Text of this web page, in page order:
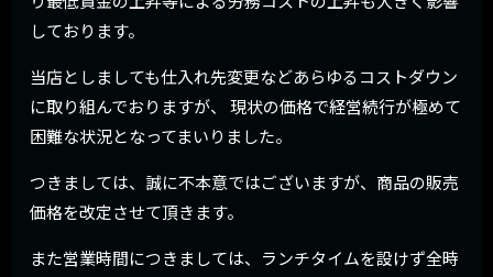
しております。
当店としましても仕入れ先変更などあらゆるコストダウン
に取り組んでおりますが、 現状の価格で経営続行が極めて
困難な状況となってまいりました。
つきましては、誠に不本意ではございますが、商品の販売
価格を改定させて頂きます。
また営業時間につきましては、ランチタイムを設けず全時